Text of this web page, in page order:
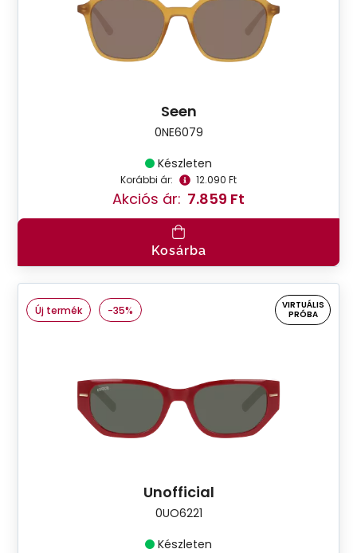
Seen
0NE6079
Készleten
Korábbi ár: 12.090 Ft
Akciós ár: 7.859 Ft
Kosárba
Új termék -35%
VIRTUÁLIS
PRÓBA
Unofficial
0UO6221
Készleten